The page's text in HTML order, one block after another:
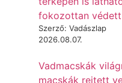
fokozottan
Szerző: Vadászlap
2026.08.07.
Vadmacskák
macskák rejtett